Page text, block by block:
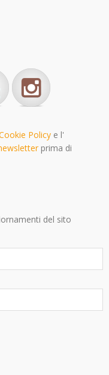
Policy e l'
prima di
del sito